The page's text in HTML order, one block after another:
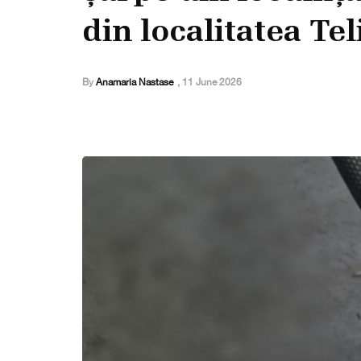
din localitatea
By Anamaria Nastase , 11 June 2026